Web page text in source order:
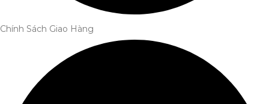
Chính Sách Giao Hàng